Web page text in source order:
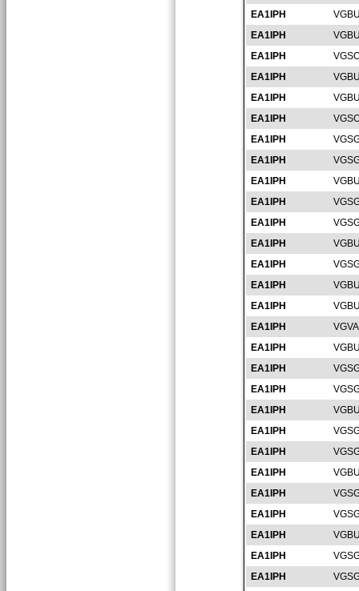
EA1IPH
EA1IPH
EA1IPH
EA1IPH
EA1IPH
EA1IPH
EA1IPH
EA1IPH
EA1IPH
EA1IPH
EA1IPH
EA1IPH
EA1IPH
EA1IPH
EA1IPH
EA1IPH
EA1IPH
EA1IPH
EA1IPH
EA1IPH
EA1IPH
EA1IPH
EA1IPH
EA1IPH
EA1IPH
EA1IPH
EA1IPH
EA1IPH